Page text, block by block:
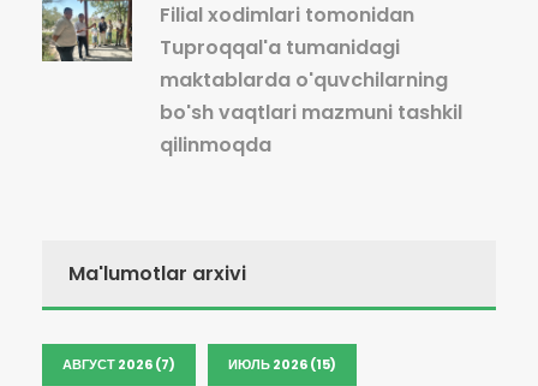
Filial xodimlari tomonidan
Tuproqqal'a tumanidagi
maktablarda o'quvchilarning
bo'sh vaqtlari mazmuni tashkil
qilinmoqda
Ma'lumotlar arxivi
АВГУСТ 2026 (7) ИЮЛЬ 2026 (15)